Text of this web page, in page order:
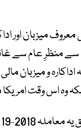
میزبان اور
منظرِ عام سے
و میزبان
وہ اس وقت